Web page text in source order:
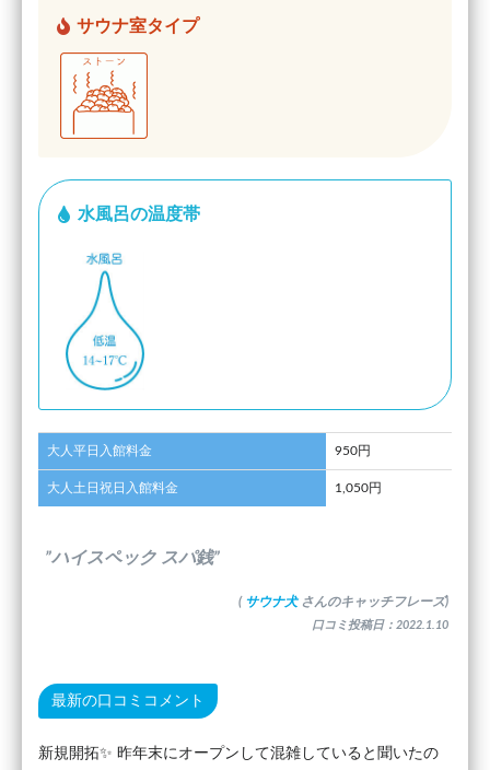
サウナ室タイプ
水風呂の温度帯
大人平日入館料金 950円
大人土日祝日入館料金 1,050円
”ハイスペック スパ銭”
( サウナ犬 さんのキャッチフレーズ)
口コミ投稿日：2022.1.10
最新の口コミコメント
新規開拓✨ 昨年末にオープンして混雑していると聞いたの